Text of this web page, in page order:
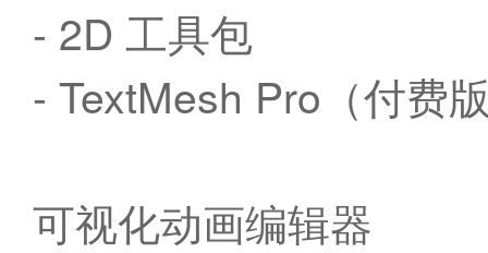
- 2D 工具包
- TextMesh Pro（付费
可视化动画编辑器